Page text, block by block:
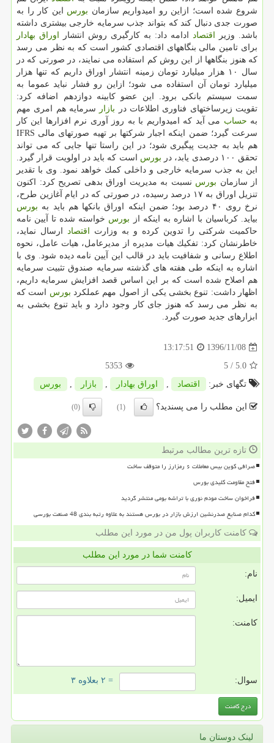
شروع شده است؛ ازاین رو امیدواریم سازمان بورس این كار را به
صورت جدی دنبال كند كه بتواند جذب سرمایه خارجی بیشتری داشته
باشد. وزیر اقتصاد ادامه داد: به كارگیری روش انتشار اوراق بهادار
برای تامین مالی بنگاههای اقتصادی كشور است كه به نظر می رسد
كه هنوز بنگاهها از این روش كم استفاده می نمایند، در صورتی كه در
سال ۱۰ هزار میلیارد تومان زمینه انتشار اوراق داریم كه تنها هزار
میلیارد تومان آن استفاده می شود؛ ازاین رو فشار نباید عموما به
سمت سیستم بانكی برود. این عضو كابینه دوازدهم اضافه كرد:
تقویت زیرساختهای فناوری اطلاعات در بازار
سرمایه هم امری مهم
به حساب می آید كه امیدواریم با به روز آوری نرم افزارها این كار
سرعت گیرد؛ ضمن اینكه اجبار شركتها بر تهیه صورتهای مالی IFRS
هم باید به جدیت پیگیری شود؛ در این راستا تنها جایی كه می تواند
تحقق ۱۰۰ درصدی یابد، در
بورس است كه باید در اولویت قرار گیرد.
این به جذب سرمایه خارجی و داخلی كمك خواهد نمود. وی با تقدیر
از سازمان بورس نسبت به مدیریت اوراق بدهی تصریح كرد: اكنون
تنزیل اوراق به ۱۷ درصد رسیده، در صورتی كه در ایام آغازین طرح،
نرخ روی ۴۰ درصد بود؛ ضمن اینكه اوراق بانكها هم باید به
بورس
بیاید. كرباسیان با اشاره به اینكه از بورس خواسته شده تا آیین نامه
حاكمیت شركتی را تدوین كرده و به وزارت اقتصاد
ارسال نماید،
خاطرنشان كرد: تفكیك هیات مدیره از مدیرعامل، هیات عامل، نحوه
اطلاع رسانی و شفافیت باید در قالب این آیین نامه دیده شود. وی با
اشاره به اینكه طی هفته های گذشته سرمایه صندوق تثبیت سرمایه
هم اصلاح شده است كه بر این اساس قصد افزایش سرمایه داریم،
اظهار داشت: تنوع بخشی یكی از اصول مهم عملكرد بورس است كه
به نظر می رسد كه هنوز جای كار وجود دارد و باید تنوع بخشی به
ابزارهای جدید صورت گیرد.
1396/11/08
13:17:51
5.0
/ 5
5353
تگهای خبر:
اقتصاد , اوراق بهادار , بازار , بورس
این مطلب را می پسندید؟ (1)
(0)
تازه ترین مطالب مرتبط
صرافی کوین بیس معاملات ۶ رمزارز را متوقف ساخت
فتح مقاومت کلیدی بورس
فراخوان ساخت مودم نوری با تراشه بومی منتشر گردید
کدام صنایع صدرنشین ارزش بازار در بورس هستند به علاوه رتبه بندی 48 صنعت بورسی
کامنت کاربران پول من در مورد این مطلب
کامنت شما در مورد این مطلب
نام:
ایمیل:
کامنت:
سوال: = ۲ بعلاوه ۳
لینک دوستان ما